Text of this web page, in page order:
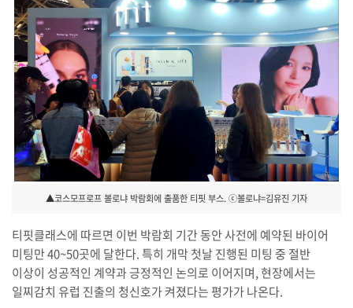
▲코스모프로프 볼로냐 박람회에 출품한 티핏 부스. ⓒ볼로냐=김유진 기자
티핏클래스에 따르면 이번 박람회 기간 동안 사전에 예약된 바이어
미팅만 40~50곳에 달한다. 특히 개막 첫날 진행된 미팅 중 절반
이상이 성공적인 계약과 긍정적인 논의로 이어지며, 현장에서는
일찌감치 유럽 진출의 청신호가 켜졌다는 평가가 나온다.